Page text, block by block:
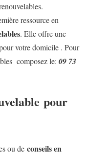
ressource en
. Elle offre une
votre domicile . Pour
composez le: 09 73
pour
ou de conseils en